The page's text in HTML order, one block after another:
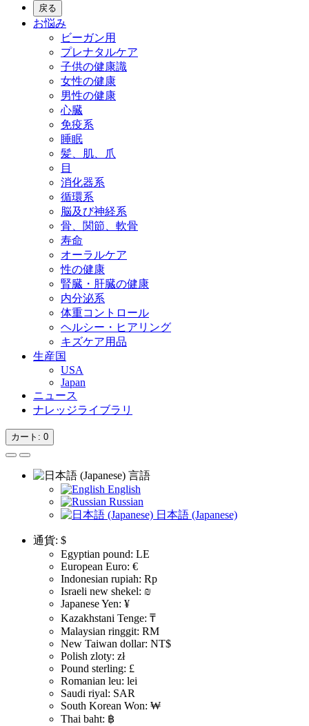
戻る
お悩み
ビーガン用
プレナタルケア
子供の健康識
女性の健康
男性の健康
心臓
免疫系
睡眠
髪、肌、爪
目
消化器系
循環系
脳及び神経系
骨、関節、軟骨
寿命
オーラルケア
性の健康
腎臓・肝臓の健康
内分泌系
体重コントロール
ヘルシー・ヒアリング
キズケア用品
生産国
USA
Japan
ニュース
ナレッジライブラリ
カート : 0
言語
English
Russian
日本語 (Japanese)
通貨: $
Egyptian pound: LE
European Euro: €
Indonesian rupiah: Rp
Israeli new shekel: ₪
Japanese Yen: ¥
Kazakhstani Tenge: ₸
Malaysian ringgit: RM
New Taiwan dollar: NT$
Polish zloty: zł
Pound sterling: £
Romanian leu: lei
Saudi riyal: SAR
South Korean Won: ₩
Thai baht: ฿